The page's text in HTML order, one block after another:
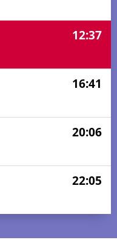
12:37
16:41
20:06
22:05